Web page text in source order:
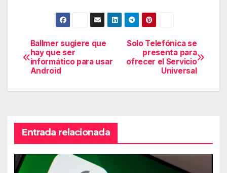
Navegación
de
entradas
Solo Telefónica se
presenta para
ofrecer el Servicio
Universal
Ballmer sugiere que
hay que ser
informático para usar
Android
Entrada relacionada